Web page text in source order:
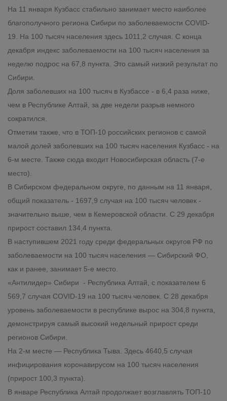
На 11 января Кузбасс стабильно занимает место наиболее
благополучного региона Сибири по заболеваемости COVID-
19. На 100 тысяч населения здесь 1011,2 случая. С конца
декабря индекс заболеваемости на 100 тысяч населения за
неделю подрос на 67,8 пункта. Это самый низкий результат по
Сибири.
Доля заболевших на 100 тысяч в Кузбассе - в 6,4 раза ниже,
чем в Республике Алтай, за две недели разрыв немного
сократился.
Отметим также, что в ТОП-10 российских регионов с самой
малой долей заболевших на 100 тысяч населения Кузбасс - на
6-м месте. Также сюда входит Новосибирская область (7-е
место).
В Сибирском федеральном округе, по данным на 11 января,
общий показатель - 1697,9 случая на 100 тысяч человек -
значительно выше, чем в Кемеровской области. С 29 декабря
прирост составил 134,4 пункта.
В наступившем 2021 году среди федеральных округов РФ по
заболеваемости на 100 тысяч населения — Сибирский ФО,
как и ранее, занимает 5-е место.
«Антилидер» Сибири - Республика Алтай, с показателем 6
569,7 случая COVID-19 на 100 тысяч человек. С 28 декабря
уровень заболеваемости в республике вырос на 304,8 пункта,
демонстрируя самый высокий недельный прирост среди
регионов Сибири.
На 2-м месте — Республика Тыва. Здесь 4640,5 случая
инфицирования коронавирусом на 100 тысяч населения
(прирост 100,3 пункта).
В январе Республика Алтай продолжает возглавлять ТОП-10